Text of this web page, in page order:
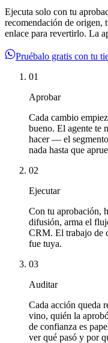
Ejecuta solo con tu
recomendación de origen,
enlace para revertirlo. La
Pruébalo gratis con tu
01
Aprobar
Cada cambio
bueno. El agente te
hacer — el
nada hasta que
02
Ejecutar
Con tu aprobación,
difusión, arma el
CRM. El trabajo de
fue tuya.
03
Auditar
Cada acción queda
vino, quién la
de confianza es
ver qué pasó y por